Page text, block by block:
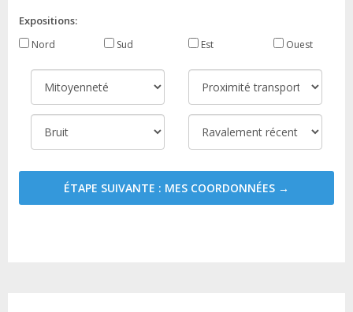
Expositions:
Nord Sud Est Ouest
ÉTAPE SUIVANTE : MES COORDONNÉES →